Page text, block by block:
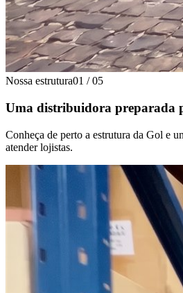
Nossa estrutura01 / 05
Uma distribuidora preparada
Conheça de perto a estrutura da Gol e
atender lojistas.